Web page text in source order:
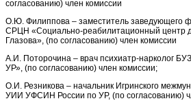
согласованию) член комиссии
О.Ю. Филиппова – заместитель заведующего
СРЦН «Социально-реабилитационный центр
Глазова», (по согласованию) член комиссии
А.И. Поторочина – врач психиатр-нарколог
УР», (по согласованию) член комиссии;
О.И. Резникова – начальник Игринского
УИИ УФСИН России по УР, (по согласованию)